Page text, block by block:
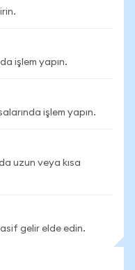
işlem yapın.
işlem yapın.
uzun veya kısa
gelir elde edin.